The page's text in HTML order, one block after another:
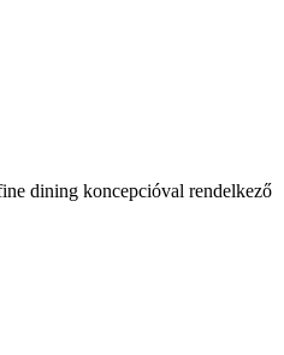
dining koncepcióval rendelkező